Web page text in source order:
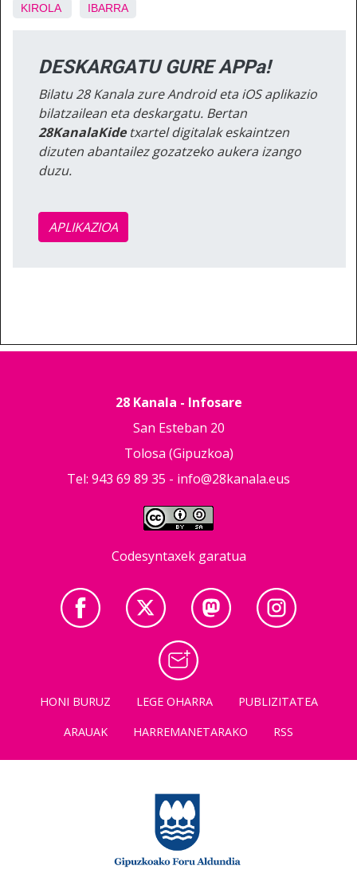
KIROLA IBARRA
DESKARGATU GURE APPa!
Bilatu 28 Kanala zure Android eta iOS aplikazio
bilatzailean eta deskargatu. Bertan
28KanalaKidetxartel digitalak eskaintzen
dizuten abantailez gozatzeko aukera izango
duzu.
APLIKAZIOA
28 Kanala - Infosare
San Esteban 20
Tolosa (Gipuzkoa)
Tel: 943 69 89 35 - info@28kanala.eus
Codesyntaxek garatua
HONI BURUZ LEGE OHARRA
PUBLIZITATEA
ARAUAK
HARREMANETARAKO RSS